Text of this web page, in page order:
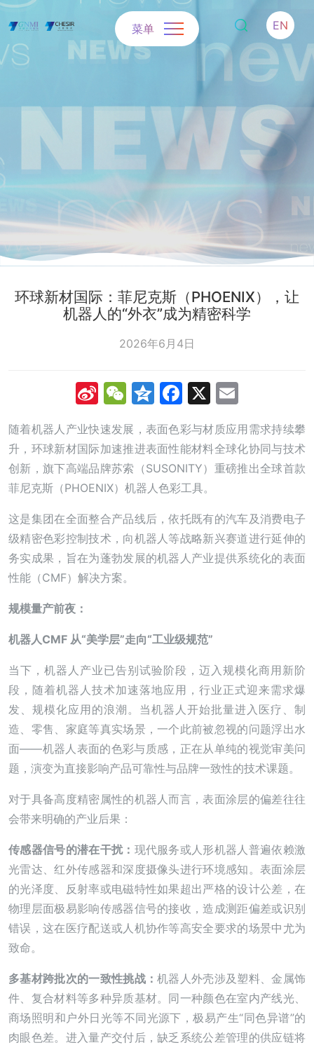
EN
菜单
环球新材国际：菲尼克斯（PHOENIX），让
机器人的“外衣”成为精密科学
2026年6月4日
SinaWeChat
Qzone
Facebook
X
随着机器人产业快速发展，表面色彩与材质应用需求持续攀
升，环球新材国际加速推进表面性能材料全球化协同与技术
创新，旗下高端品牌苏索（SUSONITY）重磅推出全球首款
菲尼克斯（PHOENIX）机器人色彩工具。
这是集团在全面整合产品线后，依托既有的汽车及消费电子
级精密色彩控制技术，向机器人等战略新兴赛道进行延伸的
务实成果，旨在为蓬勃发展的机器人产业提供系统化的表面
性能（CMF）解决方案。
规模量产前夜：
机器人CMF 从“美学层”走向“工业级规范”
当下，机器人产业已告别试验阶段，迈入规模化商用新阶
段，随着机器人技术加速落地应用，行业正式迎来需求爆
发、规模化应用的浪潮。当机器人开始批量进入医疗、制
造、零售、家庭等真实场景，一个此前被忽视的问题浮出水
面——机器人表面的色彩与质感，正在从单纯的视觉审美问
题，演变为直接影响产品可靠性与品牌一致性的技术课题。
对于具备高度精密属性的机器人而言，表面涂层的偏差往往
会带来明确的产业后果：
传感器信号的潜在干扰： 现代服务或人形机器人普遍依赖激
光雷达、红外传感器和深度摄像头进行环境感知。表面涂层
的光泽度、反射率或电磁特性如果超出严格的设计公差，在
物理层面极易影响传感器信号的接收，造成测距偏差或识别
错误，这在医疗配送或人机协作等高安全要求的场景中尤为
致命。
多基材跨批次的一致性挑战：机器人外壳涉及塑料、金属饰
件、复合材料等多种异质基材。同一种颜色在室内产线光、
商场照明和户外日光等不同光源下，极易产生“同色异谱”的
肉眼色差。进入量产交付后，缺乏系统公差管理的供应链将